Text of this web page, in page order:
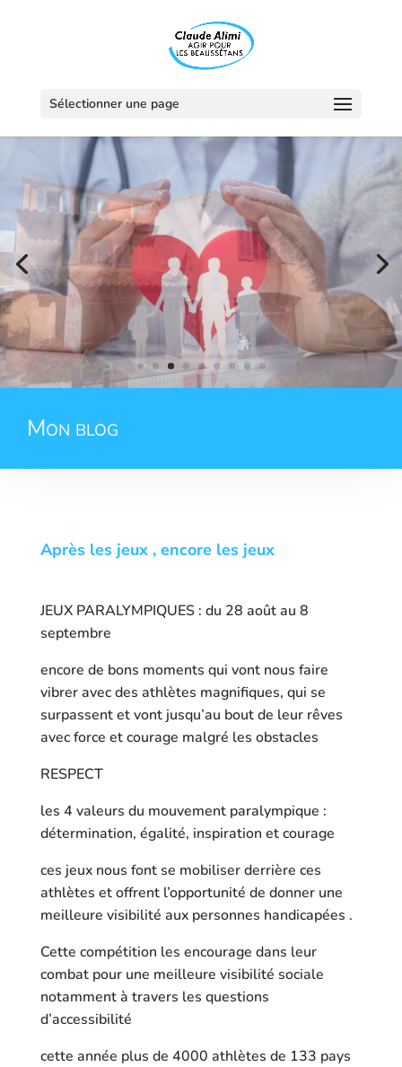
Sélectionner une page
Mon blog
Après les jeux , encore les jeux
JEUX PARALYMPIQUES : du 28 août au 8
septembre
encore de bons moments qui vont nous faire
vibrer avec des athlètes magnifiques, qui se
surpassent et vont jusqu’au bout de leur rêves
avec force et courage malgré les obstacles
RESPECT
les 4 valeurs du mouvement paralympique :
détermination, égalité, inspiration et courage
ces jeux nous font se mobiliser derrière ces
athlètes et offrent l’opportunité de donner une
meilleure visibilité aux personnes handicapées .
Cette compétition les encourage dans leur
combat pour une meilleure visibilité sociale
notamment à travers les questions
d’accessibilité
cette année plus de 4000 athlètes de 133 pays